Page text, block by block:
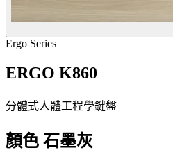
Ergo Series
ERGO K860
分體式人體工程學鍵盤
顏色 石墨灰